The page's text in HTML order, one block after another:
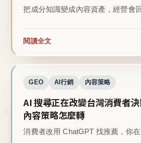
把成分知識變成內容資產，經營會
閱讀全文
GEO AI行銷 內容策略
AI 搜尋正在改變台灣消費者
內容策略怎麼轉
消費者改用 ChatGPT 找推薦，你